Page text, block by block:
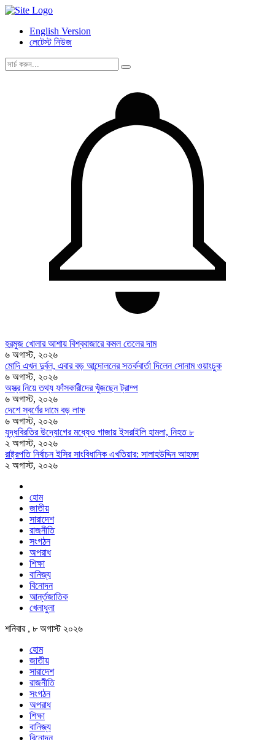
English Version
লেটেস্ট নিউজ
হরমুজ খোলার আশায় বিশ্ববাজারে কমল তেলের দাম
৬ অগাস্ট, ২০২৬
মোদি এখন দুর্বল, এবার বড় আন্দোলনের সতর্কবার্তা দিলেন সোনাম ওয়াংচুক
৬ অগাস্ট, ২০২৬
অস্ত্র নিয়ে তথ্য ফাঁসকারীদের খুঁজছেন ট্রাম্প
৬ অগাস্ট, ২০২৬
দেশে স্বর্ণের দামে বড় লাফ
৬ অগাস্ট, ২০২৬
যুদ্ধবিরতির উদ্যোগের মধ্যেও গাজায় ইসরাইলি হামলা, নিহত ৮
২ অগাস্ট, ২০২৬
রাষ্ট্রপতি নির্বাচন ইসির সাংবিধানিক এখতিয়ার: সালাহউদ্দিন আহমদ
২ অগাস্ট, ২০২৬
হোম
জাতীয়
সারাদেশ
রাজনীতি
সংগঠন
অপরাধ
শিক্ষা
বানিজ্য
বিনোদন
আর্ন্তজাতিক
খেলাধুলা
শনিবার , ৮ অগাস্ট ২০২৬
হোম
জাতীয়
সারাদেশ
রাজনীতি
সংগঠন
অপরাধ
শিক্ষা
বানিজ্য
বিনোদন